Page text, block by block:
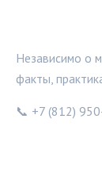
Независимо о
факты,
📞 +7 (812)